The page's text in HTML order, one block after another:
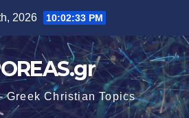
2026 10:02:33 PM
Greek Christian Topics